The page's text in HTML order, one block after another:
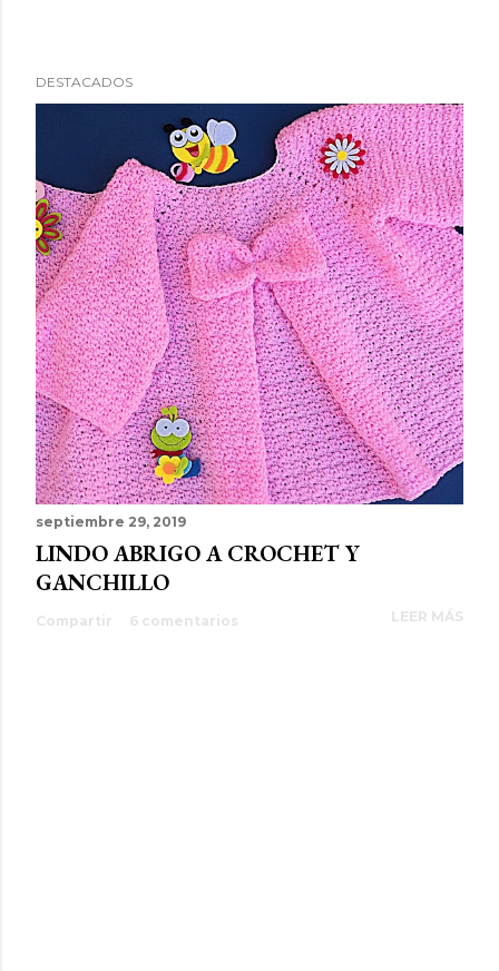
DESTACADOS
septiembre 29, 2019
LINDO ABRIGO A CROCHET Y
GANCHILLO
Compartir 6 comentarios LEER MÁS